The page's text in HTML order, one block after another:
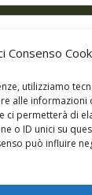
Consenso
utilizziamo
alle informazioni
ci permetterà di
o ID unici su
può influire